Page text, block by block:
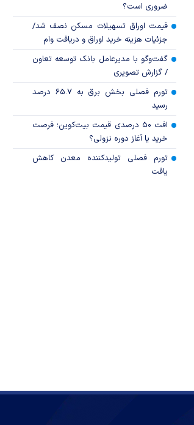
ضروری است؟
قیمت اوراق تسهیلات مسکن نصف شد/
جزئیات هزینه خرید اوراق و دریافت وام
گفت‌وگو با مدیرعامل بانک توسعه تعاون
/ گزارش تصویری
تورم فصلی بخش برق به ۶۵.۷ درصد
رسید
افت ۵۰ درصدی قیمت بیت‌کوین؛ فرصت
خرید یا آغاز دوره نزولی؟
تورم فصلی تولیدکننده معدن کاهش
یافت